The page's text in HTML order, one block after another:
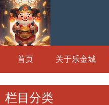
首页 关于乐金城
栏目分类